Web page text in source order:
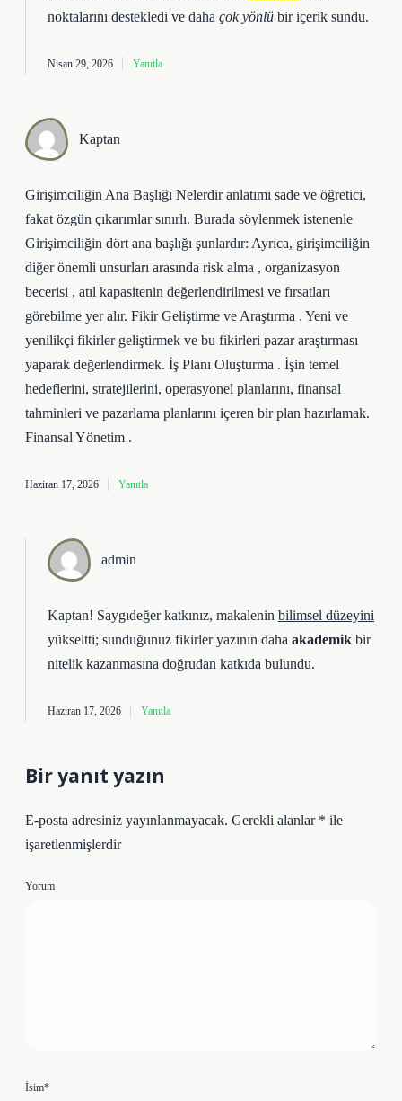
noktalarını destekledi ve daha çok yönlü bir içerik sundu.
Nisan 29, 2026 Yanıtla
Kaptan
Girişimciliğin Ana Başlığı Nelerdir anlatımı sade ve öğretici,
fakat özgün çıkarımlar sınırlı. Burada söylenmek istenenle
Girişimciliğin dört ana başlığı şunlardır: Ayrıca, girişimciliğin
diğer önemli unsurları arasında risk alma , organizasyon
becerisi , atıl kapasitenin değerlendirilmesi ve fırsatları
görebilme yer alır. Fikir Geliştirme ve Araştırma . Yeni ve
yenilikçi fikirler geliştirmek ve bu fikirleri pazar araştırması
yaparak değerlendirmek. İş Planı Oluşturma . İşin temel
hedeflerini, stratejilerini, operasyonel planlarını, finansal
tahminleri ve pazarlama planlarını içeren bir plan hazırlamak.
Finansal Yönetim .
Haziran 17, 2026 Yanıtla
admin
Kaptan! Saygıdeğer katkınız, makalenin bilimsel düzeyini
yükseltti; sunduğunuz fikirler yazının daha akademik bir
nitelik kazanmasına doğrudan katkıda bulundu.
Haziran 17, 2026 Yanıtla
Bir yanıt yazın
E-posta adresiniz yayınlanmayacak. Gerekli alanlar * ile
işaretlenmişlerdir
Yorum
İsim*